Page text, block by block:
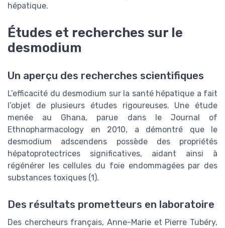
hépatique.
Études et recherches sur le
desmodium
Un aperçu des recherches scientifiques
L’efficacité du desmodium sur la santé hépatique a fait
l’objet de plusieurs études rigoureuses. Une étude
menée au Ghana, parue dans le Journal of
Ethnopharmacology en 2010, a démontré que le
desmodium adscendens possède des propriétés
hépatoprotectrices significatives, aidant ainsi à
régénérer les cellules du foie endommagées par des
substances toxiques (1).
Des résultats prometteurs en laboratoire
Des chercheurs français, Anne-Marie et Pierre Tubéry,